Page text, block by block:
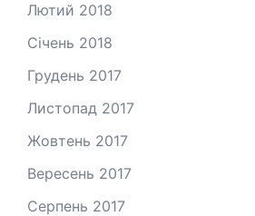
Лютий 2018
Січень 2018
Грудень 2017
Листопад 2017
Жовтень 2017
Вересень 2017
Серпень 2017